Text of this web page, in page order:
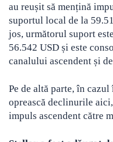
au reușit să mențină
suportul local de la
jos, următorul suport
56.542 USD și este
canalului ascendent și
Pe de altă parte, în
oprească declinurile
impuls ascendent către